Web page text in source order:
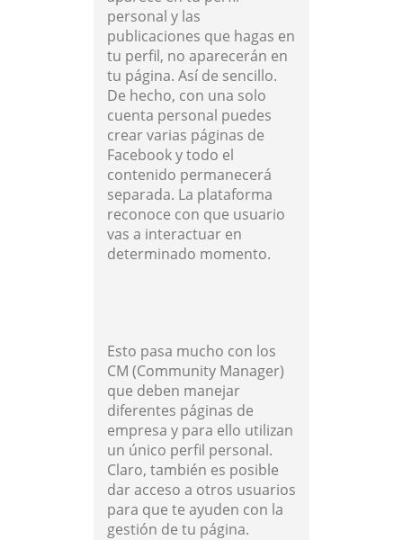
personal y las
publicaciones que hagas en
tu perfil, no aparecerán en
tu página. Así de sencillo.
De hecho, con una solo
cuenta personal puedes
crear varias páginas de
Facebook y todo el
contenido permanecerá
separada. La plataforma
reconoce con que usuario
vas a interactuar en
determinado momento.
Esto pasa mucho con los
CM (Community Manager)
que deben manejar
diferentes páginas de
empresa y para ello utilizan
un único perfil personal.
Claro, también es posible
dar acceso a otros usuarios
para que te ayuden con la
gestión de tu página.